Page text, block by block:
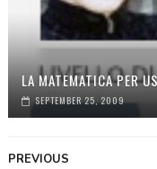
LA MATEMATICA PER
SEPTEMBER 25, 2009
PREVIOUS